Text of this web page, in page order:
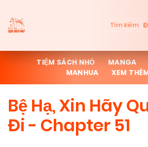
Tìm kiếm
TIỆM SÁCH NHỎ MANGA
MANHUA
XEM
Bệ Hạ, Xin Hãy
Đi - Chapter 51